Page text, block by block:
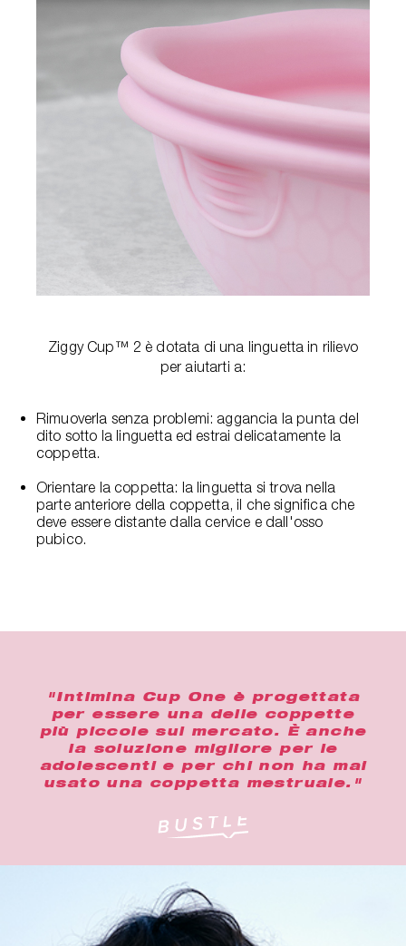
Ziggy Cup™ 2 è dotata di una linguetta in rilievo
per aiutarti a:
Rimuoverla senza problemi: aggancia la punta del
dito sotto la linguetta ed estrai delicatamente la
coppetta.
Orientare la coppetta: la linguetta si trova nella
parte anteriore della coppetta, il che significa che
deve essere distante dalla cervice e dall'osso
pubico.
"Intimina Cup One è progettata
per essere una delle coppette
più piccole sul mercato. È anche
la soluzione migliore per le
adolescenti e per chi non ha mai
usato una coppetta mestruale."